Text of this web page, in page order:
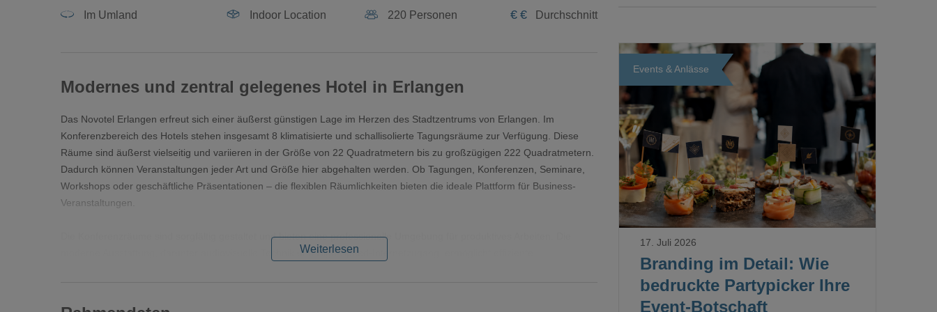
Im Umland Indoor Location 220 Personen € € Durchschnitt
Modernes und zentral gelegenes Hotel in Erlangen
Das Novotel Erlangen erfreut sich einer äußerst günstigen Lage im Herzen des Stadtzentrums von Erlangen. Im
Konferenzbereich des Hotels stehen insgesamt 8 klimatisierte und schallisolierte Tagungsräume zur Verfügung. Diese
Räume sind äußerst vielseitig und variieren in der Größe von 22 Quadratmetern bis zu großzügigen 222 Quadratmetern.
Dadurch können Veranstaltungen jeder Art und Größe hier abgehalten werden. Ob Tagungen, Konferenzen, Seminare,
Workshops oder geschäftliche Präsentationen – die flexiblen Räumlichkeiten bieten die ideale Plattform für Business-
Veranstaltungen.
Die Konferenzräume sind sorgfältig gestaltet und bieten eine professionelle Umgebung für produktives Arbeiten. Die
moderne Ausstattung, darunter audiovisuelle Technik und High-Speed-Internetzugang, ermöglicht effiziente
Weiterlesen
Events & Anlässe
Loading...
Branding im Detail: Wie
bedruckte Partypicker Ihre
Event-Botschaft
17. Juli 2026